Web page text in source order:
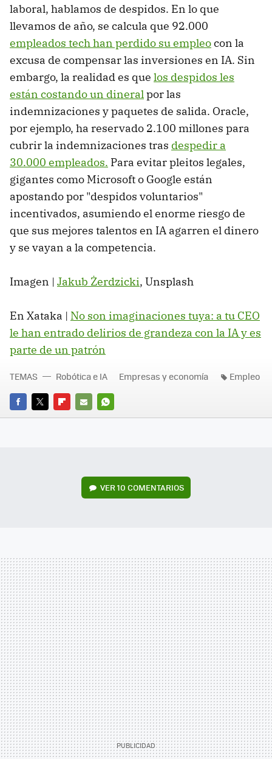
laboral, hablamos de despidos. En lo que
llevamos de año, se calcula que 92.000
empleados tech han perdido su empleocon la
excusa de compensar las inversiones en IA. Sin
embargo, la realidad es que los despidos les
están costando un dineralpor las
indemnizaciones y paquetes de salida. Oracle,
por ejemplo, ha reservado 2.100 millones para
cubrir la indemnizaciones tras despedir a
30.000 empleados. Para evitar pleitos legales,
gigantes como Microsoft o Google están
apostando por "despidos voluntarios"
incentivados, asumiendo el enorme riesgo de
que sus mejores talentos en IA agarren el dinero
y se vayan a la competencia.
Imagen | Jakub Żerdzicki, Unsplash
En Xataka | No son imaginaciones tuya: a tu CEO
le han entrado delirios de grandeza con la IA y es
parte de un patrón
FACEBOOK
TWITTERFLIPBOARD
E-
WHATSAPP
TEMAS Robótica e IA Empresas y economía Empleo
VER10 COMENTARIOS